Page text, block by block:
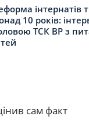
інтернатів
10 років:
ТСК ВР з
сам факт